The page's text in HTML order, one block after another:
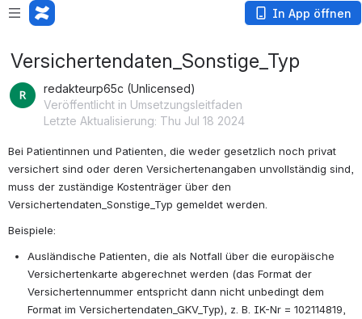
In App öffnen
Versichertendaten_Sonstige_Typ
redakteurp65c (Unlicensed)
Veröffentlicht in Umsetzungsleitfaden
Letzte Aktualisierung: Thu Jul 18 2024
Bei Patientinnen und Patienten, die weder gesetzlich noch privat
versichert sind oder deren Versichertenangaben unvollständig sind,
muss der zuständige Kostenträger über den
Versichertendaten_Sonstige_Typ gemeldet werden.
Beispiele:
Ausländische Patienten, die als Notfall über die europäische
Versichertenkarte abgerechnet werden (das Format der
Versichertennummer entspricht dann nicht unbedingt dem
Format im Versichertendaten_GKV_Typ), z. B. IK-Nr = 102114819,